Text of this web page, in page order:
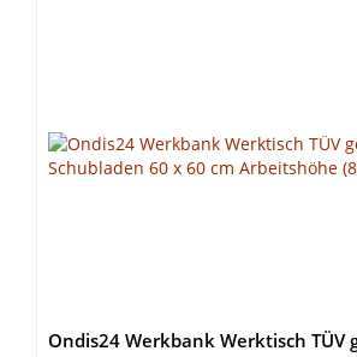
Ondis24 Werkbank Werktisch TÜV